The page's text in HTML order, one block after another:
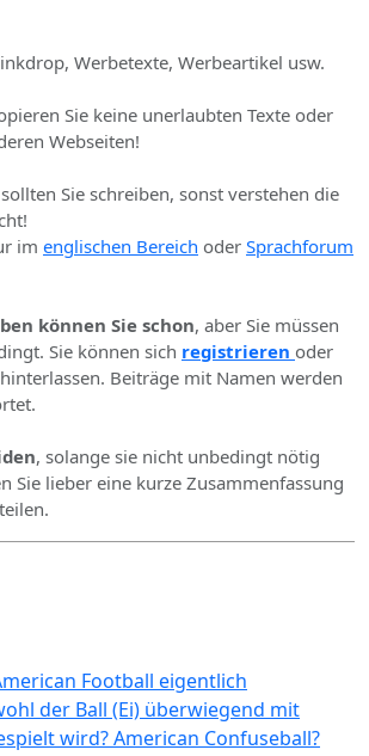
Werbetexte, Werbeartikel usw.
Sie keine unerlaubten Texte oder
Webseiten!
sollten Sie schreiben, sonst verstehen die
im englischen Bereich oder Sprachforum
können Sie schon, aber Sie müssen
Sie können sich registrieren oder
Beiträge mit Namen werden
, solange sie nicht unbedingt nötig
Sie lieber eine kurze Zusammenfassung
Football eigentlich
der Ball (Ei) überwiegend mit
wird? American Confuseball?